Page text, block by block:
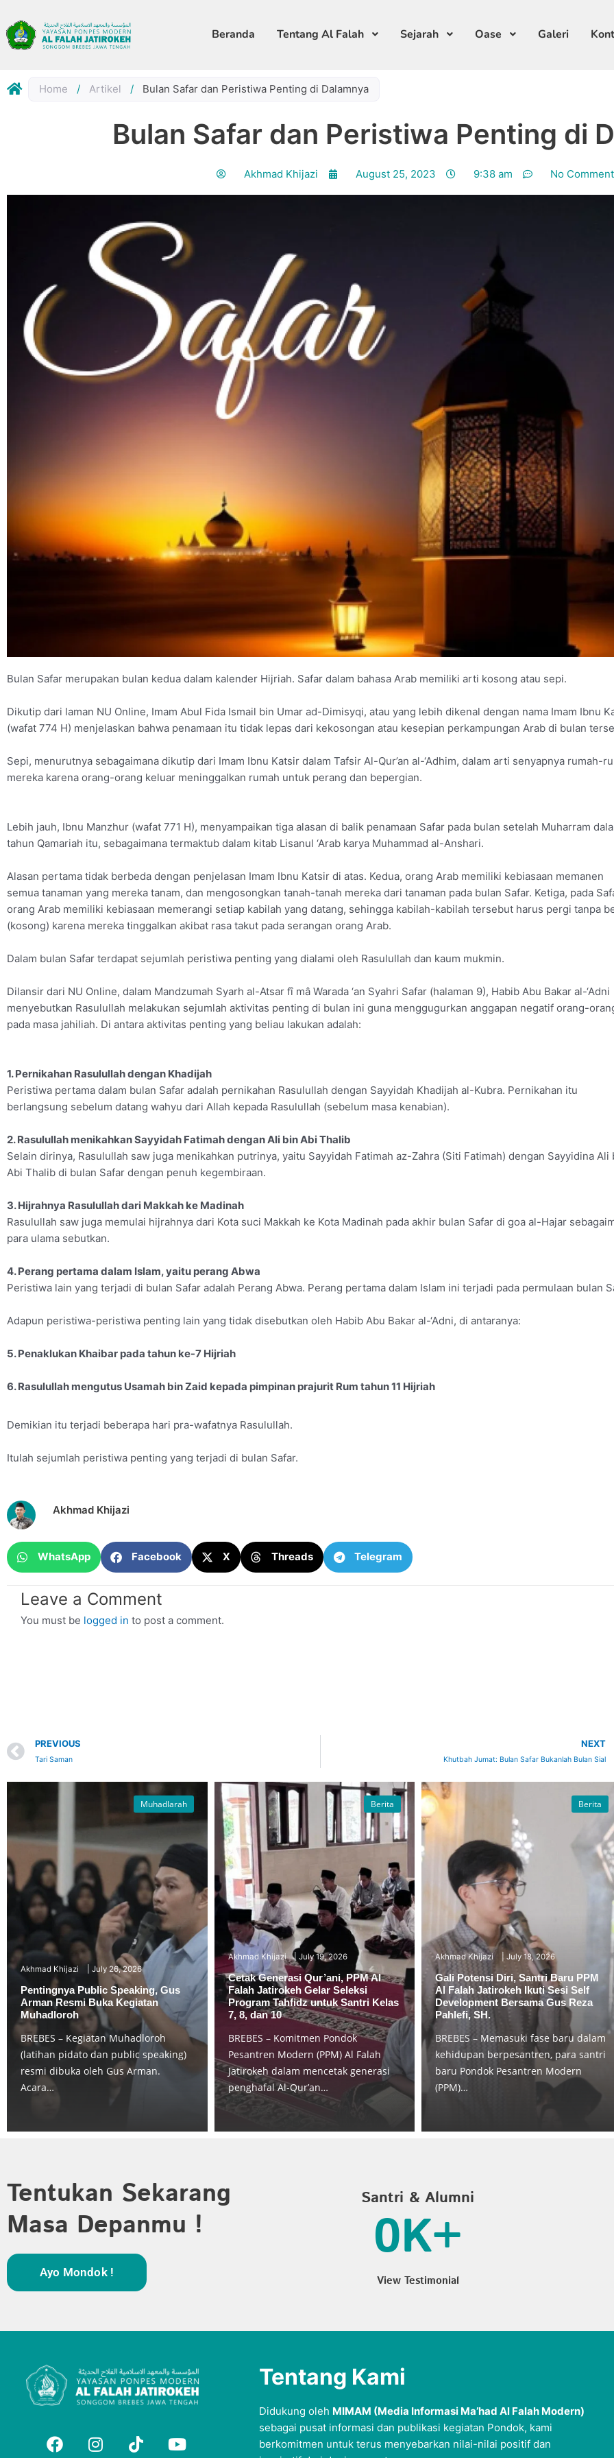
content
Beranda Tentang Al Falah Sejarah Oase Galeri
Home / Artikel / Bulan Safar dan Peristiwa Penting di Dalamnya
Bulan Safar dan Peristiwa Penting di
Akhmad Khijazi August 25, 2023 9:38 am No
Bulan Safar merupakan bulan kedua dalam kalender Hijriah. Safar dalam bahasa Arab memiliki arti kosong atau sepi.
Dikutip dari laman NU Online, Imam Abul Fida Ismail bin Umar ad-Dimisyqi, atau yang lebih dikenal dengan nama Imam Ibnu
(wafat 774 H) menjelaskan bahwa penamaan itu tidak lepas dari kekosongan atau kesepian perkampungan Arab di bulan
Sepi, menurutnya sebagaimana dikutip dari Imam Ibnu Katsir dalam Tafsir Al-Qur’an al-‘Adhim, dalam arti senyapnya rumah-
mereka karena orang-orang keluar meninggalkan rumah untuk perang dan bepergian.
Lebih jauh, Ibnu Manzhur (wafat 771 H), menyampaikan tiga alasan di balik penamaan Safar pada bulan setelah Muharram
tahun Qamariah itu, sebagaimana termaktub dalam kitab Lisanul ‘Arab karya Muhammad al-Anshari.
Alasan pertama tidak berbeda dengan penjelasan Imam Ibnu Katsir di atas. Kedua, orang Arab memiliki kebiasaan memanen
semua tanaman yang mereka tanam, dan mengosongkan tanah-tanah mereka dari tanaman pada bulan Safar. Ketiga, pada
orang Arab memiliki kebiasaan memerangi setiap kabilah yang datang, sehingga kabilah-kabilah tersebut harus pergi tanpa
(kosong) karena mereka tinggalkan akibat rasa takut pada serangan orang Arab.
Dalam bulan Safar terdapat sejumlah peristiwa penting yang dialami oleh Rasulullah dan kaum mukmin.
Dilansir dari NU Online, dalam Mandzumah Syarh al-Atsar fî mâ Warada ‘an Syahri Safar (halaman 9), Habib Abu Bakar al-‘Adni
menyebutkan Rasulullah melakukan sejumlah aktivitas penting di bulan ini guna menggugurkan anggapan negatif orang-
pada masa jahiliah. Di antara aktivitas penting yang beliau lakukan adalah:
1. Pernikahan Rasulullah dengan Khadijah
Peristiwa pertama dalam bulan Safar adalah pernikahan Rasulullah dengan Sayyidah Khadijah al-Kubra. Pernikahan itu
berlangsung sebelum datang wahyu dari Allah kepada Rasulullah (sebelum masa kenabian).
2. Rasulullah menikahkan Sayyidah Fatimah dengan Ali bin Abi Thalib
Selain dirinya, Rasulullah saw juga menikahkan putrinya, yaitu Sayyidah Fatimah az-Zahra (Siti Fatimah) dengan Sayyidina Ali
Abi Thalib di bulan Safar dengan penuh kegembiraan.
3. Hijrahnya Rasulullah dari Makkah ke Madinah
Rasulullah saw juga memulai hijrahnya dari Kota suci Makkah ke Kota Madinah pada akhir bulan Safar di goa al-Hajar
para ulama sebutkan.
4. Perang pertama dalam Islam, yaitu perang Abwa
Peristiwa lain yang terjadi di bulan Safar adalah Perang Abwa. Perang pertama dalam Islam ini terjadi pada permulaan bulan
Adapun peristiwa-peristiwa penting lain yang tidak disebutkan oleh Habib Abu Bakar al-‘Adni, di antaranya:
5. Penaklukan Khaibar pada tahun ke-7 Hijriah
6. Rasulullah mengutus Usamah bin Zaid kepada pimpinan prajurit Rum tahun 11 Hijriah
Demikian itu terjadi beberapa hari pra-wafatnya Rasulullah.
Itulah sejumlah peristiwa penting yang terjadi di bulan Safar.
Akhmad Khijazi
WhatsApp Facebook X Threads Telegram
Leave a Comment
You must be logged in to post a comment.
Prev
PREVIOUS
Tari Saman
NEXT
Khutbah Jumat: Bulan Safar Bukanlah Bulan Sial
Akhmad Khijazi July 26, 2026
Pentingnya Public Speaking, Gus
Arman Resmi Buka Kegiatan
Muhadloroh
BREBES – Kegiatan Muhadloroh
(latihan pidato dan public speaking)
resmi dibuka oleh Gus Arman.
Acara…
Muhadlarah
Akhmad Khijazi July 19, 2026
Cetak Generasi Qur’ani, PPM Al
Falah Jatirokeh Gelar Seleksi
Program Tahfidz untuk Santri Kelas
7, 8, dan 10
BREBES – Komitmen Pondok
Pesantren Modern (PPM) Al Falah
Jatirokeh dalam mencetak generasi
penghafal Al-Qur’an…
Berita
Akhmad Khijazi July 18, 2026
Gali Potensi Diri, Santri Baru PPM
Al Falah Jatirokeh Ikuti Sesi Self
Development Bersama Gus Reza
Pahlefi, SH.
BREBES – Memasuki fase baru dalam
kehidupan berpesantren, para santri
baru Pondok Pesantren Modern
(PPM)…
Berita
Tentukan Sekarang
Masa Depanmu !
Ayo Mondok !
Santri & Alumni
0K+
View Testimonial
Tentang Kami
Didukung oleh MIMAM (Media Informasi Ma’had Al Falah Modern)
sebagai pusat informasi dan publikasi kegiatan Pondok, kami
berkomitmen untuk terus menyebarkan nilai-nilai positif dan